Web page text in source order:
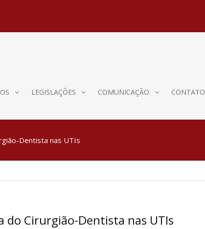
LEGISLAÇÕES COMUNICAÇÃO CONTATO
Dentista nas UTIs
do Cirurgião-Dentista nas UTIs